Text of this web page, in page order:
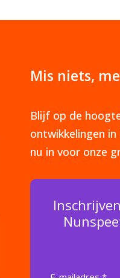
Mis niets,
Blijf op de
ontwikkelingen
nu in voor onze